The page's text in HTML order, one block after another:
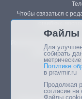
Чтобы связаться с
Републикация
возможна
Файлы
Для
собирать
Политике
в pravmir.ru
Продолжая
согласие на
Файлы